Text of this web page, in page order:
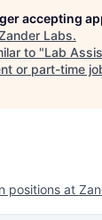
accepting
Labs.
to "Lab
or part-time
positions at